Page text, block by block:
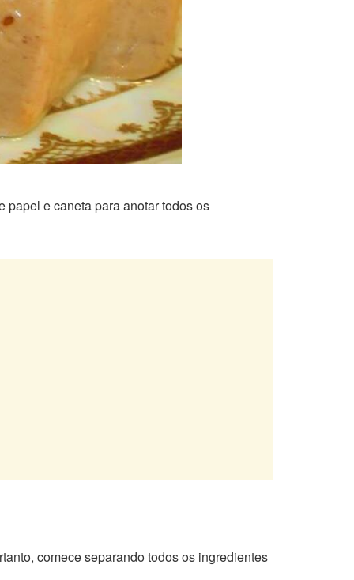
papel e caneta para anotar todos os
comece separando todos os ingredientes